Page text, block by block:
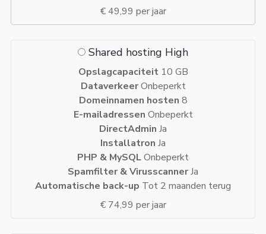
€ 49,99 per jaar
Shared hosting High
Opslagcapaciteit10 GB
DataverkeerOnbeperkt
Domeinnamen hosten 8
E-mailadressen Onbeperkt
DirectAdmin Ja
Installatron Ja
PHP & MySQLOnbeperkt
Spamfilter & VirusscannerJa
Automatische back-up Tot 2 maanden terug
€ 74,99 per jaar